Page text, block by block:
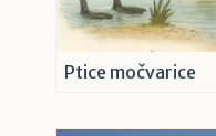
Ptice močvarice